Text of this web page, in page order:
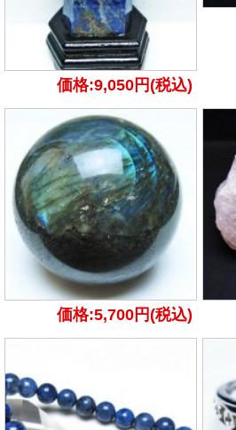
価格:9,050円(税込)
価格:5,700円(税込)